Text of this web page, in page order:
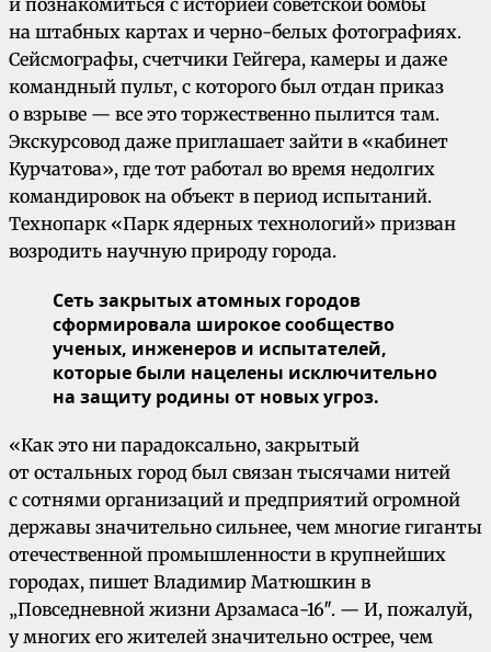
на штабных картах и черно-белых фотографиях.
Сейсмографы, счетчики Гейгера, камеры и даже
командный пульт, с которого был отдан приказ
о взрыве — все это торжественно пылится там.
Экскурсовод даже приглашает зайти в «кабинет
Курчатова», где тот работал во время недолгих
командировок на объект в период испытаний.
Технопарк «Парк ядерных технологий» призван
возродить научную природу города.
Сеть закрытых атомных городов
сформировала широкое сообщество
ученых, инженеров и испытателей,
которые были нацелены исключительно
на защиту родины от новых угроз.
«Как это ни парадоксально, закрытый
от остальных город был связан тысячами нитей
с сотнями организаций и предприятий огромной
державы значительно сильнее, чем многие гиганты
отечественной промышленности в крупнейших
городах, пишет Владимир Матюшкин в
„Повседневной жизни Арзамаса-16″. — И, пожалуй,
у многих его жителей значительно острее, чем